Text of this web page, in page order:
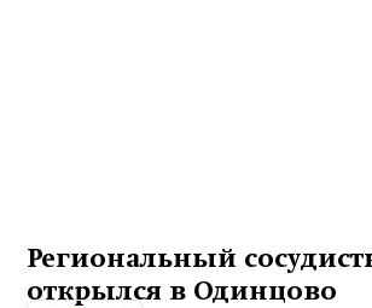
Региональный
открылся в Одинцово